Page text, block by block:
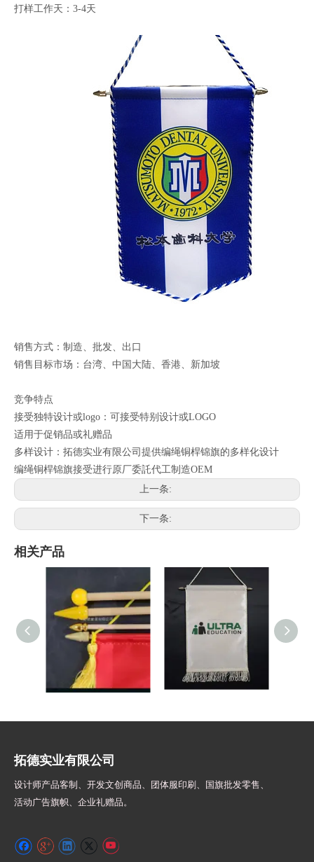
打样工作天：3-4天
销售方式：制造、批发、出口
销售目标市场：台湾、中国大陆、香港、新加坡
竞争特点
接受独特设计或logo：可接受特别设计或LOGO
适用于促销品或礼赠品
多样设计：拓德实业有限公司提供编绳铜桿锦旗的多样化设计
编绳铜桿锦旗接受进行原厂委託代工制造OEM
上一条:
下一条:
相关产品
旗头配件 B2511-S 特殊车绳锦旗
拓德实业有限公司
设计师产品客制、开发文创商品、团体服印刷、
国旗批发零售、
活动广告旗帜、 企业礼赠品。